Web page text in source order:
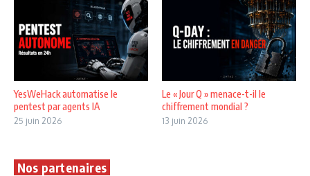
YesWeHack automatise le
pentest par agents IA
25 juin 2026
Le « Jour Q » menace-t-il le
chiffrement mondial ?
13 juin 2026
Nos partenaires